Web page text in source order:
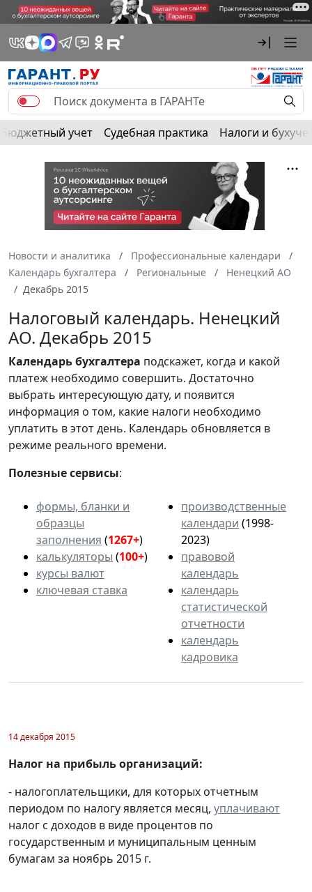
Бюджетный учет Судебная практика Налоги и
Новости и аналитика
Профессиональные календари
Календарь бухгалтера
Региональные
Ненецкий АО
Декабрь 2015
Налоговый календарь. Ненецкий
АО. Декабрь 2015
Календарьбухгалтера подскажет, когда и какой
платеж необходимо совершить. Достаточно
выбрать интересующую дату, и появится
информация о том, какие налоги необходимо
уплатить в этот день. Календарь обновляется в
режиме реального времени.
Полезные сервисы:
формы, бланки и
образцы
заполнения (1267+)
калькуляторы (100+)
курсы валют
ключевая ставка
производственные
календари (1998-
2023)
правовой
календарь
календарь
статистической
отчетности
календарь
кадровика
14 декабря 2015
Налог на прибыль организаций:
- налогоплательщики, для которых отчетным
периодом по налогу является месяц, уплачивают
налог с доходов в виде процентов по
государственным и муниципальным ценным
бумагам за ноябрь 2015 г.